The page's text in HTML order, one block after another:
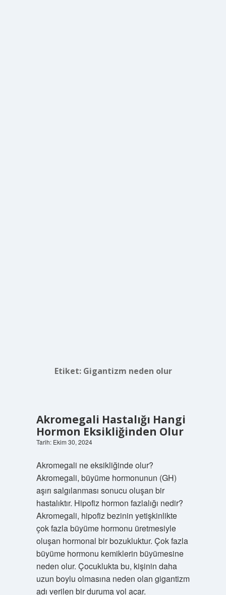
Etiket: Gigantizm neden olur
Akromegali Hastalığı Hangi
Hormon Eksikliğinden Olur
Tarih: Ekim 30, 2024
Akromegali ne eksikliğinde olur?
Akromegali, büyüme hormonunun (GH)
aşırı salgılanması sonucu oluşan bir
hastalıktır. Hipofiz hormon fazlalığı nedir?
Akromegali, hipofiz bezinin yetişkinlikte
çok fazla büyüme hormonu üretmesiyle
oluşan hormonal bir bozukluktur. Çok fazla
büyüme hormonu kemiklerin büyümesine
neden olur. Çocuklukta bu, kişinin daha
uzun boylu olmasına neden olan gigantizm
adı verilen bir duruma yol açar.